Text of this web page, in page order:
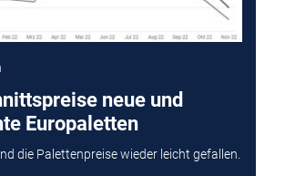
neue und
Europaletten
die Palettenpreise wieder leicht gefallen.